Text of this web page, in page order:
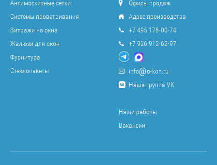
Антимоскитные сетки
Системы проветривания
Витражи на окна
Жалюзи для окон
Фурнитура
Стеклопакеты
Офисы продаж
Адрес производства
+7 495 178-00-74
+7 926 912-62-97
info
o-kon.ru
Наша группа VK
Наши работы
Вакансии